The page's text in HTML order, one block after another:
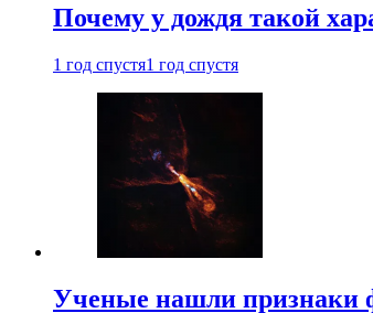
Почему у дождя такой
1 год спустя1 год спустя
Ученые нашли признаки